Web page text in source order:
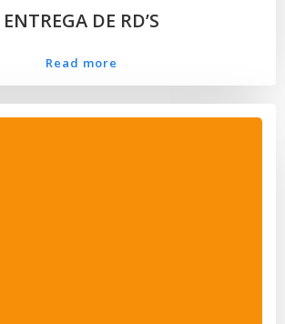
ENTREGA DE RD’S
Read more